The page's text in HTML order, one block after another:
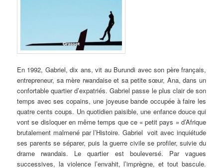
En 1992, Gabriel, dix ans, vit au Burundi avec son père français,
entrepreneur, sa mère rwandaise et sa petite sœur, Ana, dans un
confortable quartier d’expatriés. Gabriel passe le plus clair de son
temps avec ses copains, une joyeuse bande occupée à faire les
quatre cents coups. Un quotidien paisible, une enfance douce qui
vont se disloquer en même temps que ce « petit pays » d’Afrique
brutalement malmené par l’Histoire. Gabriel voit avec inquiétude
ses parents se séparer, puis la guerre civile se profiler, suivie du
drame rwandais. Le quartier est bouleversé. Par vagues
successives, la violence l’envahit, l’imprègne, et tout bascule.